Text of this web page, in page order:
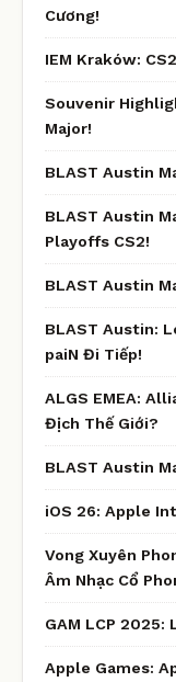
Cương!
IEM Kraków:
Souvenir
Major!
BLAST Austin
BLAST Austin
Playoffs CS2!
BLAST Austin
BLAST Austin:
paiN Đi Tiếp!
ALGS EMEA:
Địch Thế Giới?
BLAST Austin
iOS 26: Apple
Vong Xuyên
Âm Nhạc Cổ
GAM LCP 2025:
Apple Games: